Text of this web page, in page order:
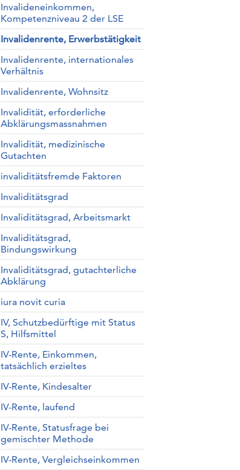
Invalideneinkommen,
Kompetenzniveau 2 der LSE
Invalidenrente, Erwerbstätigkeit
Invalidenrente, internationales
Verhältnis
Invalidenrente, Wohnsitz
Invalidität, erforderliche
Abklärungsmassnahmen
Invalidität, medizinische
Gutachten
invaliditätsfremde Faktoren
Invaliditätsgrad
Invaliditätsgrad, Arbeitsmarkt
Invaliditätsgrad,
Bindungswirkung
Invaliditätsgrad, gutachterliche
Abklärung
iura novit curia
IV, Schutzbedürftige mit Status
S, Hilfsmittel
IV-Rente, Einkommen,
tatsächlich erzieltes
IV-Rente, Kindesalter
IV-Rente, laufend
IV-Rente, Statusfrage bei
gemischter Methode
IV-Rente, Vergleichseinkommen